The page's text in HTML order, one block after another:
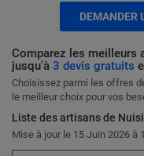
DEMANDER
Comparez les meilleurs
jusqu'à 3 devis gratuits
Choisissez parmi les offres
le meilleur choix pour vos
Liste des artisans de
Mise à jour le 15 Juin 2026 à